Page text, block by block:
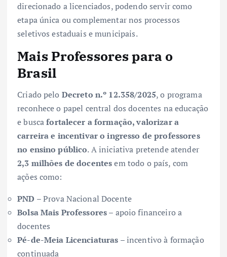
direcionado a licenciados, podendo servir como
etapa única ou complementar nos processos
seletivos estaduais e municipais.
Mais Professores para o
Brasil
Criado pelo Decreto n.º 12.358/2025, o programa
reconhece o papel central dos docentes na educação
e buscafortalecer a formação, valorizar a
carreira e incentivar o ingresso de professores
no ensino público. A iniciativa pretende atender
2,3 milhões de docentesem todo o país, com
ações como:
PND – Prova Nacional Docente
Bolsa Mais Professores– apoio financeiro a
docentes
Pé-de-Meia Licenciaturas – incentivo à formação
continuada